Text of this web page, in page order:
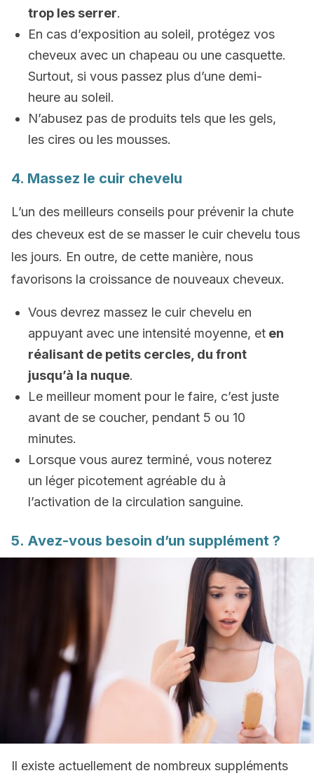
trop les serrer.
En cas d’exposition au soleil, protégez vos
cheveux avec un chapeau ou une casquette.
Surtout, si vous passez plus d’une demi-
heure au soleil.
N’abusez pas de produits tels que les gels,
les cires ou les mousses.
4. Massez le cuir chevelu
L’un des meilleurs conseils pour prévenir la chute
des cheveux est de se masser le cuir chevelu tous
les jours. En outre, de cette manière, nous
favorisons la croissance de nouveaux cheveux.
Vous devrez massez le cuir chevelu en
appuyant avec une intensité moyenne, et en
réalisant de petits cercles, du front
jusqu’à la nuque.
Le meilleur moment pour le faire, c’est juste
avant de se coucher, pendant 5 ou 10
minutes.
Lorsque vous aurez terminé, vous noterez
un léger picotement agréable du à
l’activation de la circulation sanguine.
5. Avez-vous besoin d’un supplément ?
Il existe actuellement de nombreux suppléments